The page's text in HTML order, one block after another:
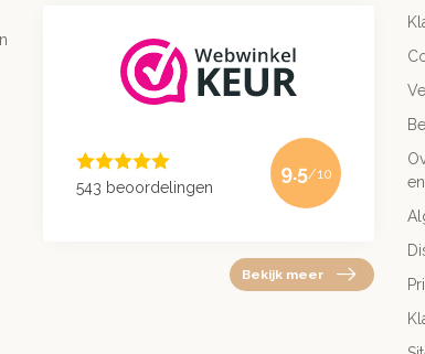
543 beoordelingen
9.5/10
Bekijk meer